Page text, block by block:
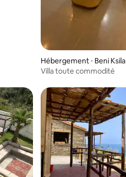
Hébergement ⋅ Beni Ksila
Villa toute commodité